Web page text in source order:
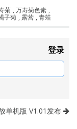
菊 , 万寿菊色素 ,
子菊 , 露营 , 青蛙
登录
单机版 V1.01发布